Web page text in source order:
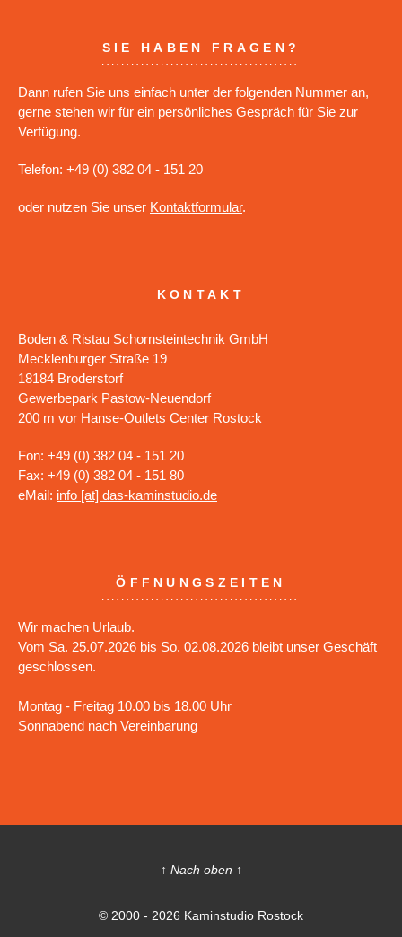
SIE HABEN FRAGEN?
Dann rufen Sie uns einfach unter der folgenden Nummer an,
gerne stehen wir für ein persönliches Gespräch für Sie zur
Verfügung.
Telefon: +49 (0) 382 04 - 151 20
oder nutzen Sie unser Kontaktformular.
KONTAKT
Boden & Ristau Schornsteintechnik GmbH
Mecklenburger Straße 19
18184 Broderstorf
Gewerbepark Pastow-Neuendorf
200 m vor Hanse-Outlets Center Rostock
Fon: +49 (0) 382 04 - 151 20
Fax: +49 (0) 382 04 - 151 80
eMail: info [at] das-kaminstudio.de
ÖFFNUNGSZEITEN
Wir machen Urlaub.
Vom Sa. 25.07.2026 bis So. 02.08.2026 bleibt unser Geschäft
geschlossen.
Montag - Freitag 10.00 bis 18.00 Uhr
Sonnabend nach Vereinbarung
↑ Nach oben ↑
© 2000 - 2026 Kaminstudio Rostock